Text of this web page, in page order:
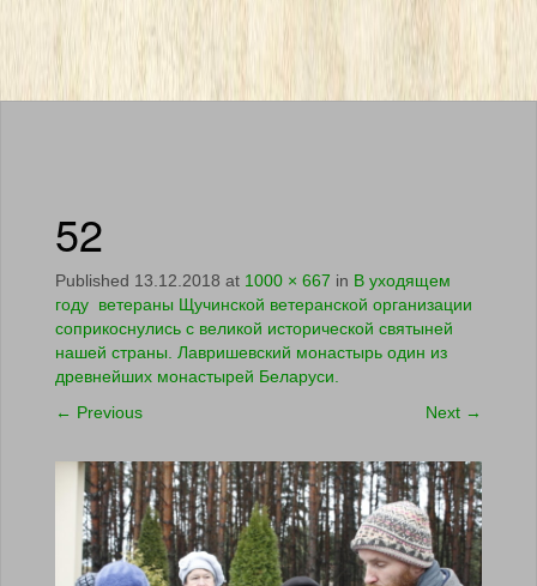
52
Published 13.12.2018 at 1000 × 667 in В уходящем
году ветераны Щучинской ветеранской организации
соприкоснулись с великой исторической святыней
нашей страны. Лавришевский монастырь один из
древнейших монастырей Беларуси.
← Previous Next →